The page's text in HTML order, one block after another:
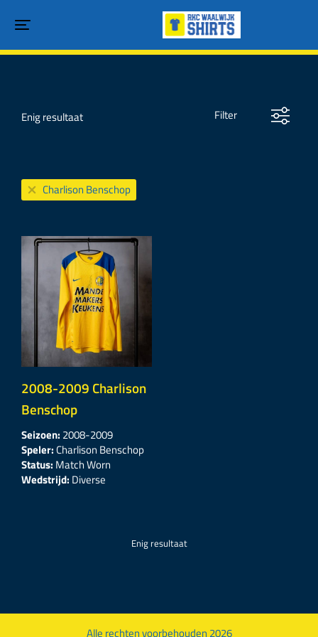
Enig resultaat Filter
Charlison Benschop
2008-2009 Charlison
Benschop
Seizoen: 2008-2009
Speler:Charlison Benschop
Status: Match Worn
Wedstrijd: Diverse
Enig resultaat
Alle rechten voorbehouden 2026